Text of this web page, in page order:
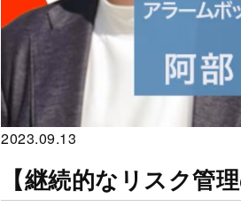
2023.09.13
【継続的なリスク管